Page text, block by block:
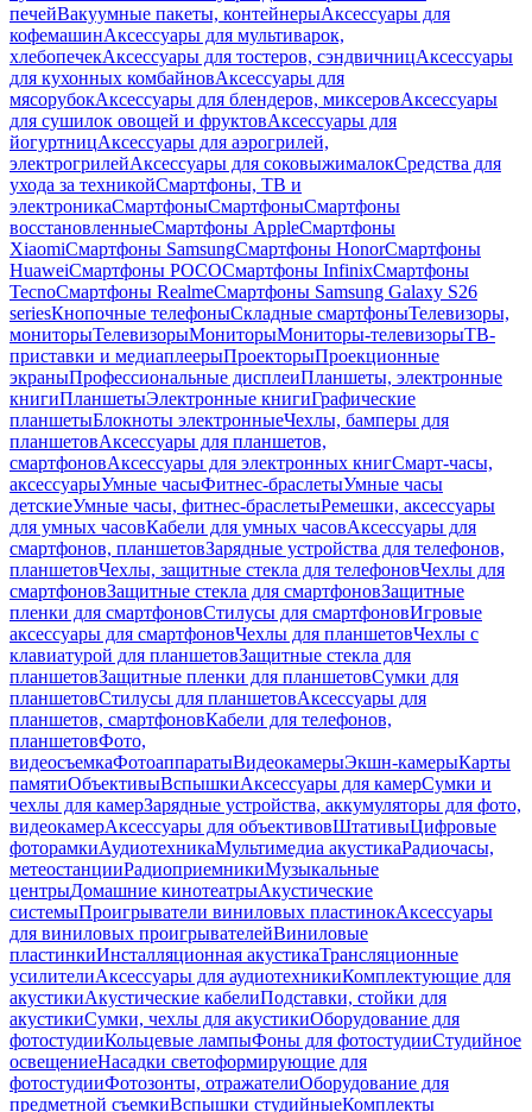
печейВакуумные пакеты, контейнерыАксессуары для
кофемашинАксессуары для мультиварок,
хлебопечекАксессуары для тостеров, сэндвичницАксессуары
для кухонных комбайновАксессуары для
мясорубокАксессуары для блендеров, миксеровАксессуары
для сушилок овощей и фруктовАксессуары для
йогуртницАксессуары для аэрогрилей,
электрогрилейАксессуары для соковыжималокСредства для
ухода за техникойСмартфоны, ТВ и
электроникаСмартфоныСмартфоныСмартфоны
восстановленныеСмартфоны AppleСмартфоны
XiaomiСмартфоны SamsungСмартфоны HonorСмартфоны
HuaweiСмартфоны POCOСмартфоны InfinixСмартфоны
TecnoСмартфоны RealmeСмартфоны Samsung Galaxy S26
seriesКнопочные телефоныСкладные смартфоныТелевизоры,
мониторыТелевизорыМониторыМониторы-телевизорыТВ-
приставки и медиаплеерыПроекторыПроекционные
экраныПрофессиональные дисплеиПланшеты, электронные
книгиПланшетыЭлектронные книгиГрафические
планшетыБлокноты электронныеЧехлы, бамперы для
планшетовАксессуары для планшетов,
смартфоновАксессуары для электронных книгСмарт-часы,
аксессуарыУмные часыФитнес-браслетыУмные часы
детскиеУмные часы, фитнес-браслетыРемешки, аксессуары
для умных часовКабели для умных часовАксессуары для
смартфонов, планшетовЗарядные устройства для телефонов,
планшетовЧехлы, защитные стекла для телефоновЧехлы для
смартфоновЗащитные стекла для смартфоновЗащитные
пленки для смартфоновСтилусы для смартфоновИгровые
аксессуары для смартфоновЧехлы для планшетовЧехлы с
клавиатурой для планшетовЗащитные стекла для
планшетовЗащитные пленки для планшетовСумки для
планшетовСтилусы для планшетовАксессуары для
планшетов, смартфоновКабели для телефонов,
планшетовФото,
видеосъемкаФотоаппаратыВидеокамерыЭкшн-камерыКарты
памятиОбъективыВспышкиАксессуары для камерСумки и
чехлы для камерЗарядные устройства, аккумуляторы для фото,
видеокамерАксессуары для объективовШтативыЦифровые
фоторамкиАудиотехникаМультимедиа акустикаРадиочасы,
метеостанцииРадиоприемникиМузыкальные
центрыДомашние кинотеатрыАкустические
системыПроигрыватели виниловых пластинокАксессуары
для виниловых проигрывателейВиниловые
пластинкиИнсталляционная акустикаТрансляционные
усилителиАксессуары для аудиотехникиКомплектующие для
акустикиАкустические кабелиПодставки, стойки для
акустикиСумки, чехлы для акустикиОборудование для
фотостудииКольцевые лампыФоны для фотостудииСтудийное
освещениеНасадки светоформирующие для
фотостудииФотозонты, отражателиОборудование для
предметной съемкиВспышки студийныеКомплекты